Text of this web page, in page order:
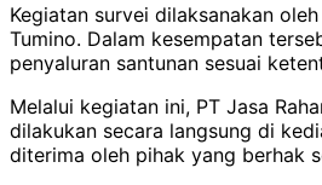
Kegiatan survei dilaksanakan
Tumino. Dalam kesempatan
penyaluran santunan sesuai
Melalui kegiatan ini, PT Jasa
dilakukan secara langsung di
diterima oleh pihak yang berhak